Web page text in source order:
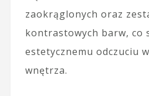
zaokrąglonych oraz
kontrastowych barw, co
estetycznemu odczuciu
wnętrza.